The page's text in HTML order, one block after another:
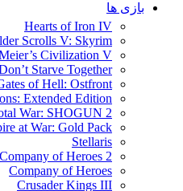
بازی ها
Hearts of Iron IV
Scrolls V: Skyrim
Civilization V
Starve Together
of Hell: Ostfront
Extended Edition
War: SHOGUN 2
at War: Gold Pack
Stellaris
Company of Heroes 2
Company of Heroes
Crusader Kings III